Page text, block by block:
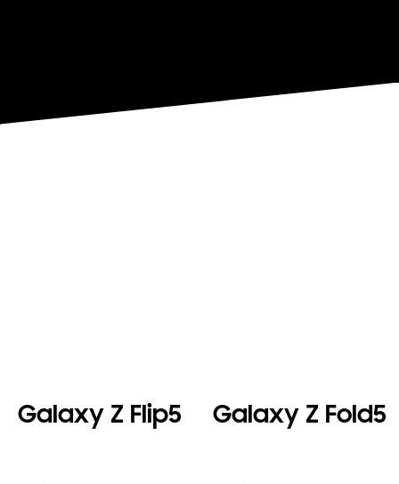
Galaxy Z Flip5 Galaxy Z Fold5